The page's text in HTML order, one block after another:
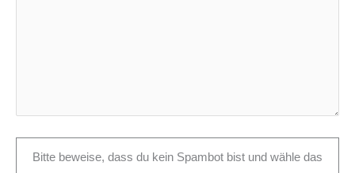
Bitte beweise, dass du kein Spambot bist und wähle das